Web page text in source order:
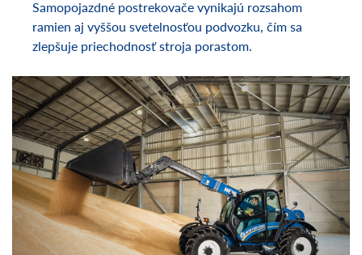
Samopojazdné postrekovače vynikajú rozsahom
ramien aj vyššou svetelnosťou podvozku, čím sa